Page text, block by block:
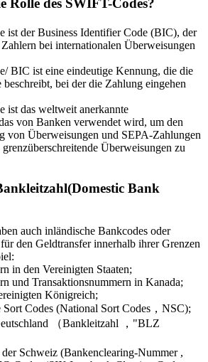
Rolle des SWIFT-Codes?
ist der Business Identifier Code (BIC), der
bei internationalen Überweisungen
BIC ist eine eindeutige Kennung, die die
bei der die Zahlung eingehen
ist das weltweit anerkannte
von Banken verwendet wird, um den
von Überweisungen und SEPA-Zahlungen
Überweisungen zu
Bank
auch inländische Bankcodes oder
den Geldtransfer innerhalb ihrer Grenzen
in den Vereinigten Staaten;
und Transaktionsnummern in Kanada;
Königreich;
Codes (National Sort Codes，NSC);
（Bankleitzahl ，"BLZ
Schweiz (Bankenclearing-Nummer ,